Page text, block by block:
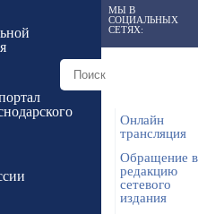
МЫ В
СОЦИАЛЬНЫХ
СЕТЯХ:
Онлайн
трансляция
Обращение в
редакцию
сетевого
издания